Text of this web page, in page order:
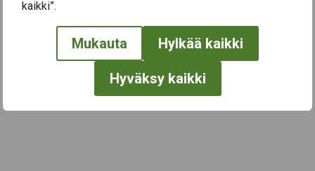
kaikki”.
Mukauta Hylkää kaikki
Hyväksy kaikki